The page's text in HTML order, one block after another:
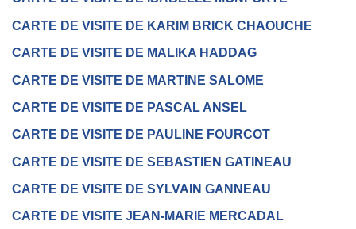
CARTE DE VISITE DE KARIM BRICK CHAOUCHE
CARTE DE VISITE DE MALIKA HADDAG
CARTE DE VISITE DE MARTINE SALOME
CARTE DE VISITE DE PASCAL ANSEL
CARTE DE VISITE DE PAULINE FOURCOT
CARTE DE VISITE DE SEBASTIEN GATINEAU
CARTE DE VISITE DE SYLVAIN GANNEAU
CARTE DE VISITE JEAN-MARIE MERCADAL